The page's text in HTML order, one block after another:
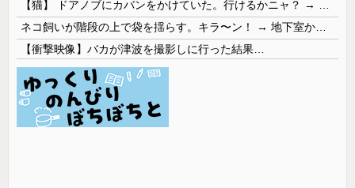
【衝撃映像】バカが津波を撮影しに行った結果…